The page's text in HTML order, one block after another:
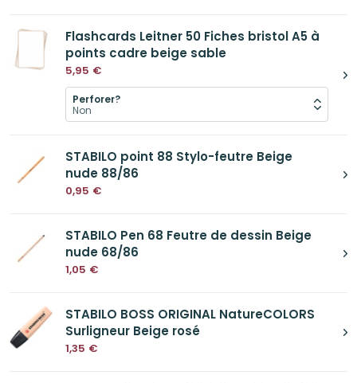
Flashcards Leitner 50 Fiches bristol A5 à
points cadre beige sable
5,95 €
Perforer?
STABILO point 88 Stylo-feutre Beige
nude 88/86
0,95 €
STABILO Pen 68 Feutre de dessin Beige
nude 68/86
1,05 €
STABILO BOSS ORIGINAL NatureCOLORS
Surligneur Beige rosé
1,35 €